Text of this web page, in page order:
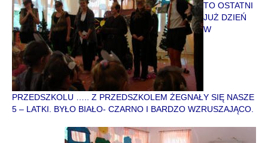
TO OSTATNI
JUŻ DZIEŃ
W
PRZEDSZKOLU ….. Z PRZEDSZKOLEM ŻEGNAŁY SIĘ NASZE
5 – LATKI. BYŁO BIAŁO- CZARNO I BARDZO WZRUSZAJĄCO.